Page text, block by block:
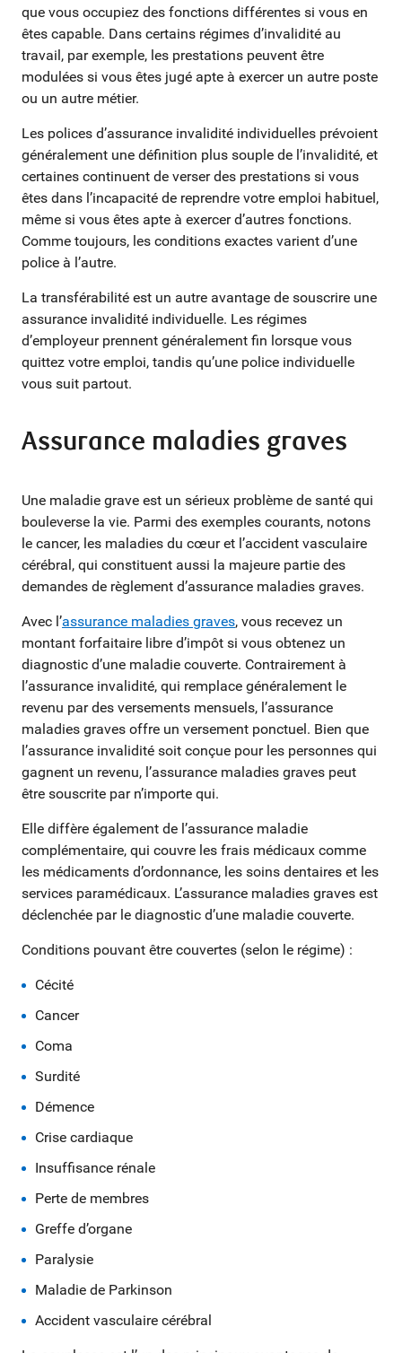
que vous occupiez des fonctions différentes si vous en
êtes capable. Dans certains régimes d’invalidité au
travail, par exemple, les prestations peuvent être
modulées si vous êtes jugé apte à exercer un autre poste
ou un autre métier.
Les polices d’assurance invalidité individuelles prévoient
généralement une définition plus souple de l’invalidité, et
certaines continuent de verser des prestations si vous
êtes dans l’incapacité de reprendre votre emploi habituel,
même si vous êtes apte à exercer d’autres fonctions.
Comme toujours, les conditions exactes varient d’une
police à l’autre.
La transférabilité est un autre avantage de souscrire une
assurance invalidité individuelle. Les régimes
d’employeur prennent généralement fin lorsque vous
quittez votre emploi, tandis qu’une police individuelle
vous suit partout.
Assurance maladies graves
Une maladie grave est un sérieux problème de santé qui
bouleverse la vie. Parmi des exemples courants, notons
le cancer, les maladies du cœur et l’accident vasculaire
cérébral, qui constituent aussi la majeure partie des
demandes de règlement d’assurance maladies graves.
Avec l’assurance maladies graves, vous recevez un
montant forfaitaire libre d’impôt si vous obtenez un
diagnostic d’une maladie couverte. Contrairement à
l’assurance invalidité, qui remplace généralement le
revenu par des versements mensuels, l’assurance
maladies graves offre un versement ponctuel. Bien que
l’assurance invalidité soit conçue pour les personnes qui
gagnent un revenu, l’assurance maladies graves peut
être souscrite par n’importe qui.
Elle diffère également de l’assurance maladie
complémentaire, qui couvre les frais médicaux comme
les médicaments d’ordonnance, les soins dentaires et les
services paramédicaux. L’assurance maladies graves est
déclenchée par le diagnostic d’une maladie couverte.
Conditions pouvant être couvertes (selon le régime) :
Cécité
Cancer
Coma
Surdité
Démence
Crise cardiaque
Insuffisance rénale
Perte de membres
Greffe d’organe
Paralysie
Maladie de Parkinson
Accident vasculaire cérébral